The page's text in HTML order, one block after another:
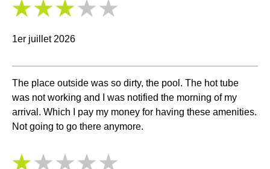
1er juillet 2026
The place outside was so dirty, the pool. The hot tube
was not working and I was notified the morning of my
arrival. Which I pay my money for having these amenities.
Not going to go there anymore.